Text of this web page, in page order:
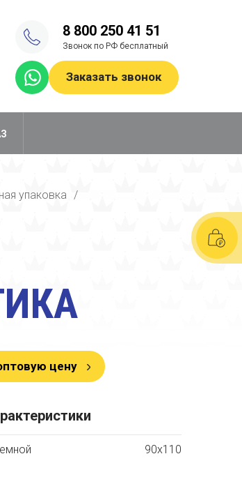
8 800 250 41 51
Звонок по РФ бесплатный
Заказать звонок
упаковка /
цену
90х110